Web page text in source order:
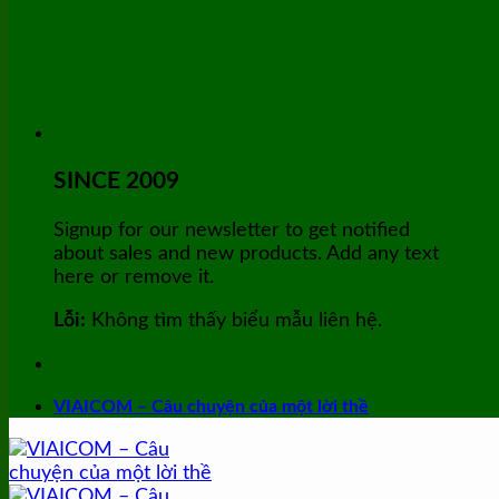
SINCE 2009
Signup for our newsletter to get notified
about sales and new products. Add any text
here or remove it.
Lỗi: Không tìm thấy biểu mẫu liên hệ.
VIAICOM – Câu chuyện của một lời thề